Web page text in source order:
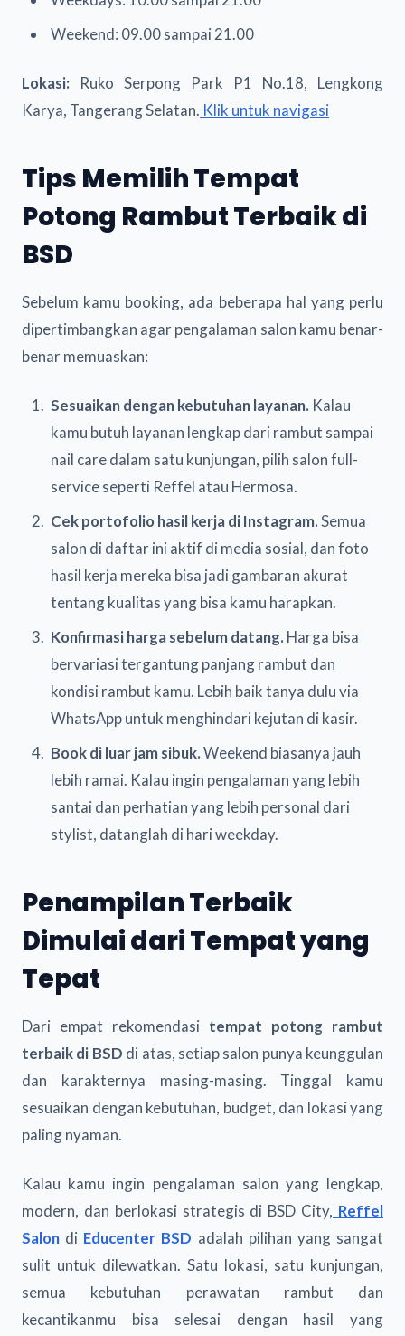
Weekend: 09.00 sampai 21.00
Lokasi: Ruko Serpong Park P1 No.18, Lengkong
Karya, Tangerang Selatan. Klik untuk navigasi
Tips Memilih Tempat
Potong Rambut Terbaik di
BSD
Sebelum kamu booking, ada beberapa hal yang perlu
dipertimbangkan agar pengalaman salon kamu benar-
benar memuaskan:
Sesuaikan dengan kebutuhan layanan. Kalau
kamu butuh layanan lengkap dari rambut sampai
nail care dalam satu kunjungan, pilih salon full-
service seperti Reffel atau Hermosa.
Cek portofolio hasil kerja di Instagram.Semua
salon di daftar ini aktif di media sosial, dan foto
hasil kerja mereka bisa jadi gambaran akurat
tentang kualitas yang bisa kamu harapkan.
Konfirmasi harga sebelum datang. Harga bisa
bervariasi tergantung panjang rambut dan
kondisi rambut kamu. Lebih baik tanya dulu via
WhatsApp untuk menghindari kejutan di kasir.
Book di luar jam sibuk.Weekend biasanya jauh
lebih ramai. Kalau ingin pengalaman yang lebih
santai dan perhatian yang lebih personal dari
stylist, datanglah di hari weekday.
Penampilan Terbaik
Dimulai dari Tempat yang
Tepat
Dari empat rekomendasi tempat potong rambut
terbaik di BSD di atas, setiap salon punya keunggulan
dan karakternya masing-masing. Tinggal kamu
sesuaikan dengan kebutuhan, budget, dan lokasi yang
paling nyaman.
Kalau kamu ingin pengalaman salon yang lengkap,
modern, dan berlokasi strategis di BSD City, Reffel
Salon di Educenter BSD adalah pilihan yang sangat
sulit untuk dilewatkan. Satu lokasi, satu kunjungan,
semua kebutuhan perawatan rambut dan
kecantikanmu bisa selesai dengan hasil yang